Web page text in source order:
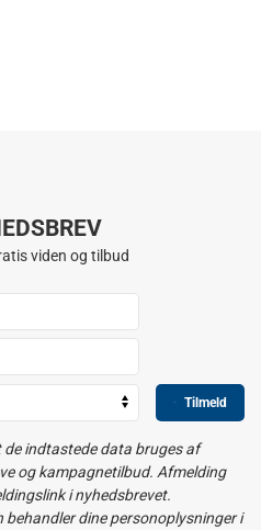
viden og tilbud
Tilmeld
de indtastede data bruges af
og kampagnetilbud. Afmelding
i nyhedsbrevet.
dine personoplysninger i